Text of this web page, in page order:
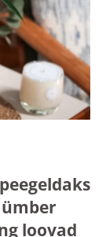
loovad